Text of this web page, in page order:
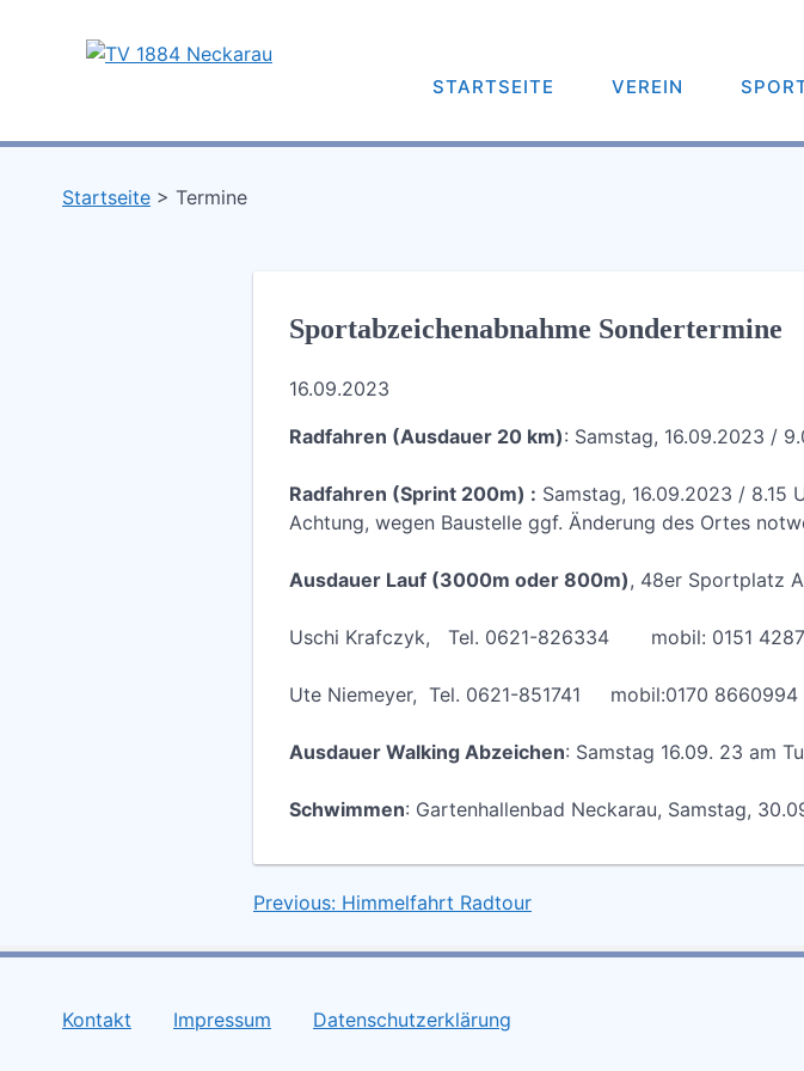
Turnverein 1884 e.V. Mannheim-Neckarau
STARTSEITE VEREIN
Startseite Termine
Sportabzeichenabnahme Sondertermine
16.09.2023
Radfahren (Ausdauer 20 km): Samstag, 16.09.2023 /
Radfahren (Sprint 200m) : Samstag, 16.09.2023 / 8.15
Achtung, wegen Baustelle ggf. Änderung des Ortes
Ausdauer Lauf (3000m oder 800m), 48er Sportplatz
Uschi Krafczyk, Tel. 0621-826334 mobil: 0151
Ute Niemeyer, Tel. 0621-851741 mobil:0170 8660994
Ausdauer Walking Abzeichen: Samstag 16.09. 23 am
Schwimmen: Gartenhallenbad Neckarau, Samstag,
Beitragsnavigation
Previous: Himmelfahrt Radtour
Kontakt Impressum Datenschutzerklärung